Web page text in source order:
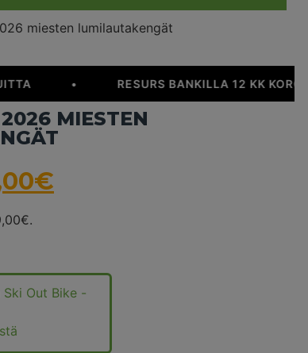
miesten lumilautakengät
RESURS BANKILLA 12 KK
MIESTEN
€
€.
Ski Out Bike -